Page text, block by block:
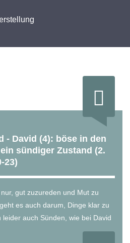
- David (4): böse in den
sündiger Zustand (2.
23)
gut zuzureden und Mut zu
es auch darum, Dinge klar zu
auch Sünden, wie bei David